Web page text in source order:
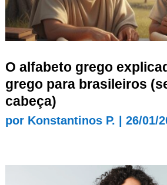
O alfabeto grego
grego para brasileiros
cabeça)
por Konstantinos P. 26/01/